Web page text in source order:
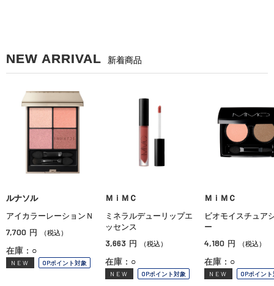
NEW ARRIVAL 新着商品
ルナソル
アイカラーレーションＮ
7,700 円 （税込）
在庫：○
NEW OPポイント対象
ＭｉＭＣ
ミネラルデューリップエ
ッセンス
3,663 円 （税込）
在庫：○
NEW OPポイント対象
ＭｉＭＣ
ビオモイスチュア
ー
4,180 円 （税込）
在庫：○
NEW OPポイン